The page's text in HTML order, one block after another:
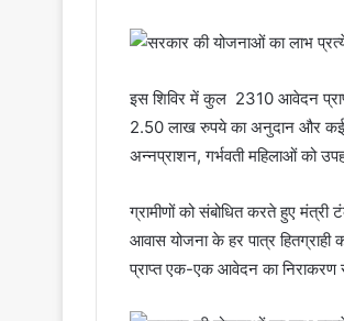
इस ​शिविर में ​कुल 2310 आवेदन
2.50 लाख रुपये का अनुदान और कई
अन्नप्राशन, गर्भवती महिलाओं को
ग्रामीणों को संबोधित करते हुए मंत्री
आवास योजना के हर पात्र हितग्राही
प्राप्त एक-एक आवेदन का निराकरण